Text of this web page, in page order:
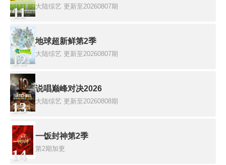
11 大陆综艺 更新至20260807期
12
地球超新鲜第2季
大陆综艺 更新至20260807期
13
说唱巅峰对决2026
大陆综艺 更新至20260808期
14
一饭封神第2季
第2期加更